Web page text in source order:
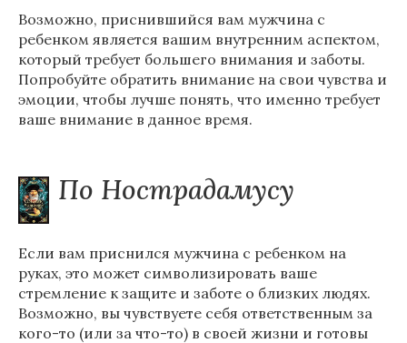
Возможно, приснившийся вам мужчина с
ребенком является вашим внутренним аспектом,
который требует большего внимания и заботы.
Попробуйте обратить внимание на свои чувства и
эмоции, чтобы лучше понять, что именно требует
ваше внимание в данное время.
По Нострадамусу
Если вам приснился мужчина с ребенком на
руках, это может символизировать ваше
стремление к защите и заботе о близких людях.
Возможно, вы чувствуете себя ответственным за
кого-то (или за что-то) в своей жизни и готовы